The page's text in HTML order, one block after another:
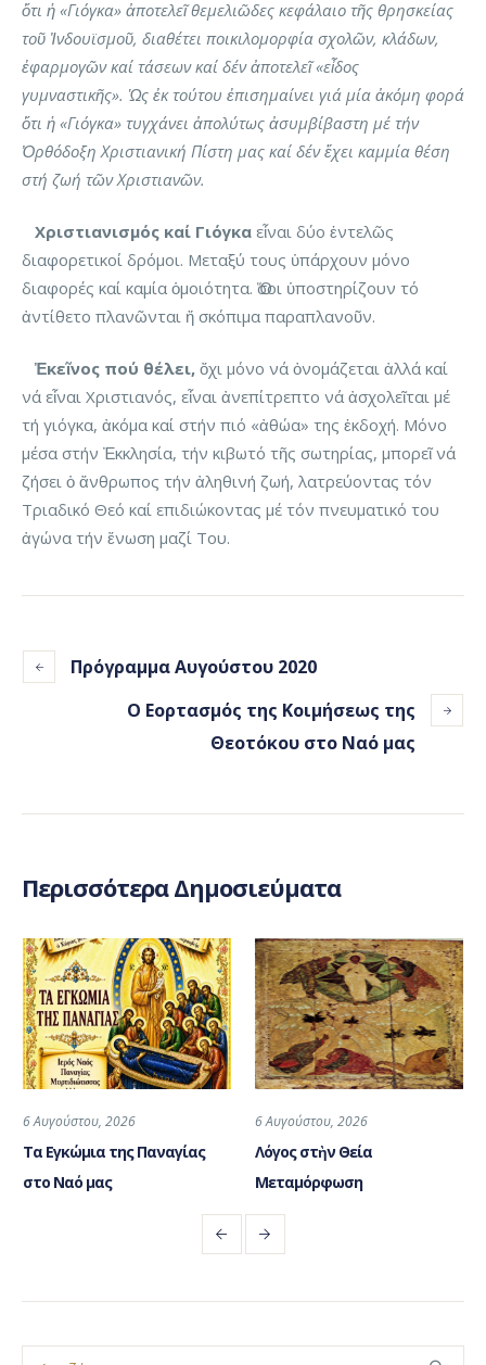
ὅτι ἡ «Γιόγκα» ἀποτελεῖ θεμελιῶδες κεφάλαιο τῆς θρησκείας
τοῦ Ἰνδουϊσμοῦ, διαθέτει ποικιλομορφία σχολῶν, κλάδων,
ἐφαρμογῶν καί τάσεων καί δέν ἀποτελεῖ «εἶδος
γυμναστικῆς». Ὡς ἐκ τούτου ἐπισημαίνει γιά μία ἀκόμη φορά
ὅτι ἡ «Γιόγκα» τυγχάνει ἀπολύτως ἀσυμβίβαστη μέ τήν
Ὀρθόδοξη Χριστιανική Πίστη μας καί δέν ἔχει καμμία θέση
στή ζωή τῶν Χριστιανῶν.
Χριστιανισμός καί Γιόγκα εἶναι δύο ἐντελῶς
διαφορετικοί δρόμοι. Μεταξύ τους ὑπάρχουν μόνο
διαφορές καί καμία ὁμοιότητα. Ὅσοι ὑποστηρίζουν τό
ἀντίθετο πλανῶνται ἤ σκόπιμα παραπλανοῦν.
Ἐκεῖνος πού θέλει, ὄχι μόνο νά ὀνομάζεται ἀλλά καί
νά εἶναι Χριστιανός, εἶναι ἀνεπίτρεπτο νά ἀσχολεῖται μέ
τή γιόγκα, ἀκόμα καί στήν πιό «ἀθώα» της ἐκδοχή. Μόνο
μέσα στήν Ἐκκλησία, τήν κιβωτό τῆς σωτηρίας, μπορεῖ νά
ζήσει ὁ ἄνθρωπος τήν ἀληθινή ζωή, λατρεύοντας τόν
Τριαδικό Θεό καί επιδιώκοντας μέ τόν πνευματικό του
ἀγώνα τήν ἕνωση μαζί Του.
Πρόγραμμα Αυγούστου 2020
Ο Εορτασμός της Κοιμήσεως της
Θεοτόκου στο Ναό μας
Περισσότερα Δημοσιεύματα
6 Αυγούστου, 2026
Τα Εγκώμια της Παναγίας
στο Ναό μας
6 Αυγούστου, 2026
Λόγος στὴν Θεία
Μεταμόρφωση